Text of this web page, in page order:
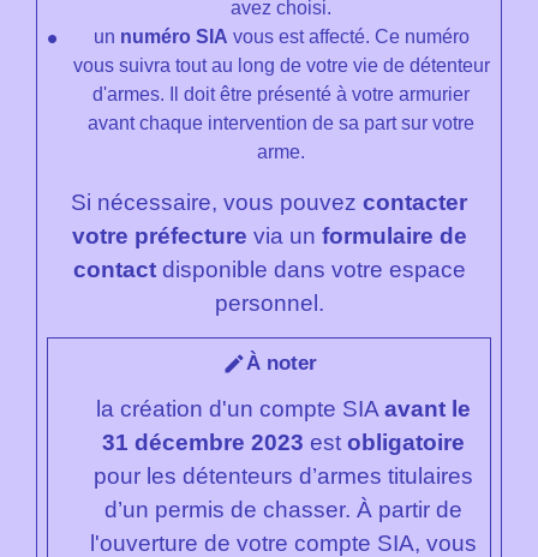
avez choisi.
un numéro SIA vous est affecté. Ce numéro
vous suivra tout au long de votre vie de détenteur
d'armes. Il doit être présenté à votre armurier
avant chaque intervention de sa part sur votre
arme.
Si nécessaire, vous pouvez contacter
votre préfecture via un formulaire de
contactdisponible dans votre espace
personnel.
editÀ noter
la création d'un compte SIA avant le
31 décembre 2023 est obligatoire
pour les détenteurs d’armes titulaires
d’un permis de chasser. À partir de
l'ouverture de votre compte SIA, vous